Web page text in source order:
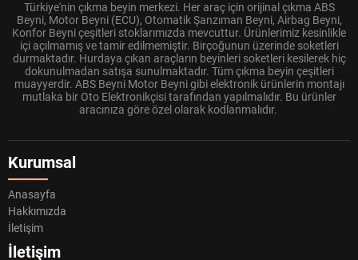
Türkiye'nin çıkma beyin merkezi. Her araç için orijinal çıkma ABS
Beyni, Motor Beyni (ECU), Otomatik Şanzıman Beyni, Airbag Beyni,
Konfor Beyni çeşitleri stoklarımızda mevcuttur. Ürünlerimiz kesinlikle
içi açılmamış ve tamir edilmemiştir. Birçoğunun üzerinde soketleri
durmaktadır. Hurdaya çıkan araçların beyinleri soketleri kesilerek hiç
dokunulmadan satışa sunulmaktadır. Tüm çıkma beyin çeşitleri
muayyerdir. ABS Beyni Motor Beyni gibi elektronik ürünlerin montajı
mutlaka bir Oto Elektronikçisi tarafından yapılmalıdır. Bu ürünler
aracınıza göre özel olarak kodlanmalıdır.
Kurumsal
Anasayfa
Hakkımızda
İletişim
İletişim